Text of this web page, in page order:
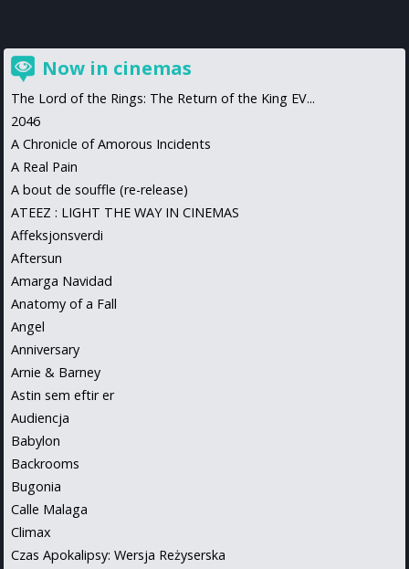
Now in cinemas
The Lord of the Rings: The Return of the King EV...
2046
A Chronicle of Amorous Incidents
A Real Pain
A bout de souffle (re-release)
ATEEZ : LIGHT THE WAY IN CINEMAS
Affeksjonsverdi
Aftersun
Amarga Navidad
Anatomy of a Fall
Angel
Anniversary
Arnie & Barney
Astin sem eftir er
Audiencja
Babylon
Backrooms
Bugonia
Calle Malaga
Climax
Czas Apokalipsy: Wersja Reżyserska